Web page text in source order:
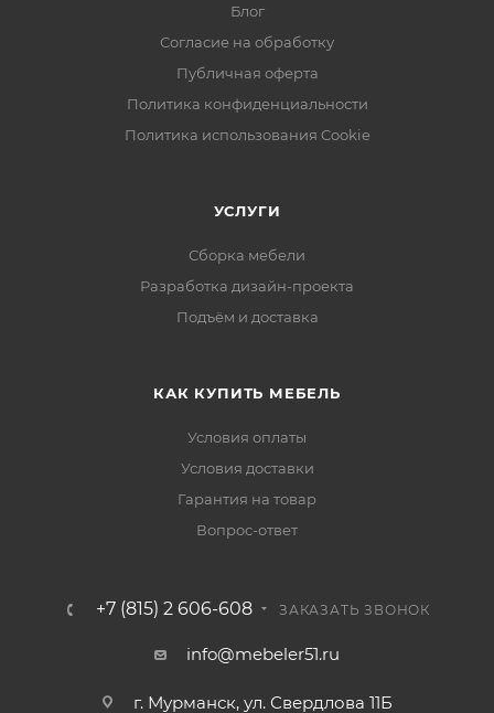
Блог
Согласие на обработку
Публичная оферта
Политика конфиденциальности
Политика использования Cookie
УСЛУГИ
Сборка мебели
Разработка дизайн-проекта
Подъём и доставка
КАК КУПИТЬ МЕБЕЛЬ
Условия оплаты
Условия доставки
Гарантия на товар
Вопрос-ответ
+7 (815) 2 606-608 ЗАКАЗАТЬ ЗВОНОК
info@mebeler51.ru
г. Мурманск, ул. Свердлова 11Б